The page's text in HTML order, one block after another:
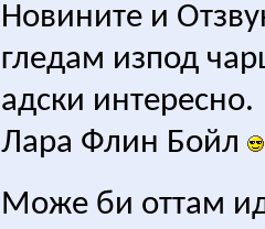
Новините и
гледам изпод
адски интересно.
Лара Флин Бойл
Може би оттам